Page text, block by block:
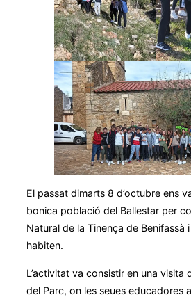
El passat dimarts 8 d’octubre ens
bonica població del Ballestar per
Natural de la Tinença de Benifassà
habiten.
L’activitat va consistir en una visita
del Parc, on les seues educadores